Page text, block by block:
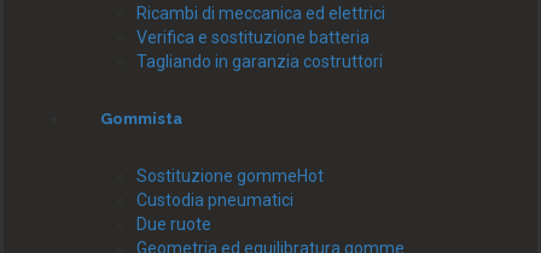
Ricambi di meccanica ed elettrici
Verifica e sostituzione batteria
Tagliando in garanzia costruttori
Gommista
Sostituzione gommeHot
Custodia pneumatici
Due ruote
Geometria ed equilibratura gomme